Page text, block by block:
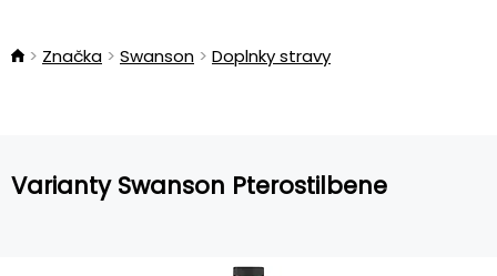
Značka Swanson Doplnky stravy
Varianty Swanson Pterostilbene